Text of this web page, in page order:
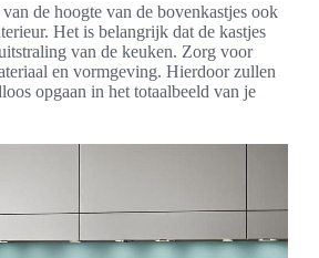
de hoogte van de bovenkastjes ook
Het is belangrijk dat de kastjes
van de keuken. Zorg voor
en vormgeving. Hierdoor zullen
opgaan in het totaalbeeld van je